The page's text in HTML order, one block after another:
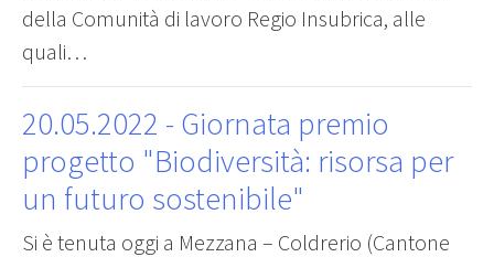
della Comunità di lavoro Regio Insubrica, alle
quali…
20.05.2022 - Giornata premio
progetto "Biodiversità: risorsa per
un futuro sostenibile"
Si è tenuta oggi a Mezzana – Coldrerio (Cantone